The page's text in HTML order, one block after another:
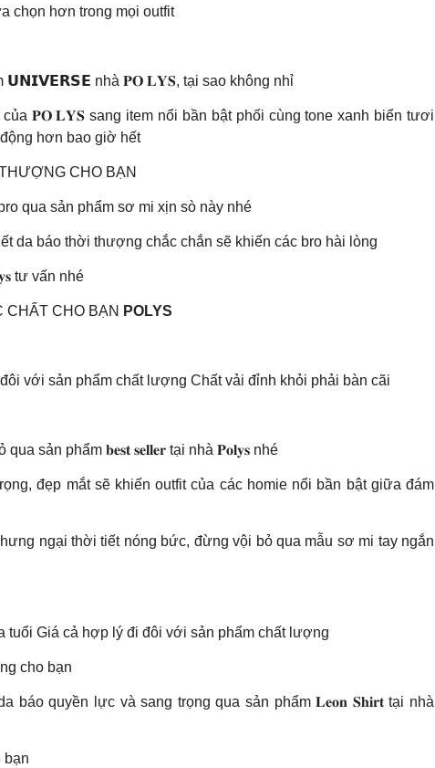
chọn hơn trong mọi outfit
𝗨𝗡𝗜𝗩𝗘𝗥𝗦𝗘 nhà 𝐏𝐎 𝐋𝐘𝐒, tại sao không nhỉ
𝐏𝐎 𝐋𝐘𝐒 sang item nổi bần bật phối cùng tone xanh biển tươi
hơn bao giờ hết
CHO BẠN
qua sản phẩm sơ mi xịn sò này nhé
da báo thời thượng chắc chắn sẽ khiến các bro hài lòng
tư vấn nhé
CHO BẠN POLYS
với sản phẩm chất lượng Chất vải đỉnh khỏi phải bàn cãi
sản phẩm 𝐛𝐞𝐬𝐭 𝐬𝐞𝐥𝐥𝐞𝐫 tại nhà 𝐏𝐨𝐥𝐲𝐬 nhé
đẹp mắt sẽ khiến outfit của các homie nổi bần bật giữa đám
ngại thời tiết nóng bức, đừng vội bỏ qua mẫu sơ mi tay ngắn
Giá cả hợp lý đi đôi với sản phẩm chất lượng
cho bạn
báo quyền lực và sang trọng qua sản phẩm 𝐋𝐞𝐨𝐧 𝐒𝐡𝐢𝐫𝐭 tại nhà
bạn